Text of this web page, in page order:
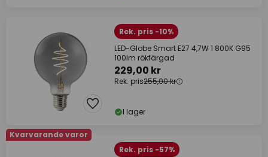
Rek. pris -10%
LED-Globe Smart E27 4,7W 1 800K G95
100lm rökfärgad
229,00 kr
Rek. pris255,00 kr
I lager
Kvarvarande varor
Rek. pris -57%